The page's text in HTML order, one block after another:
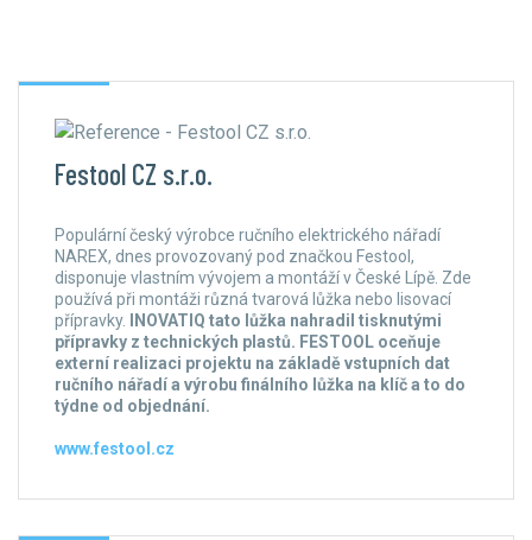
Festool CZ s.r.o.
Populární český výrobce ručního elektrického nářadí
NAREX, dnes provozovaný pod značkou Festool,
disponuje vlastním vývojem a montáží v České Lípě. Zde
používá při montáži různá tvarová lůžka nebo lisovací
přípravky.
INOVATIQ tato lůžka nahradil tisknutými
přípravky z technických plastů. FESTOOL oceňuje
externí realizaci projektu na základě vstupních dat
ručního nářadí a výrobu finálního lůžka na klíč a to do
týdne od objednání.
www.festool.cz